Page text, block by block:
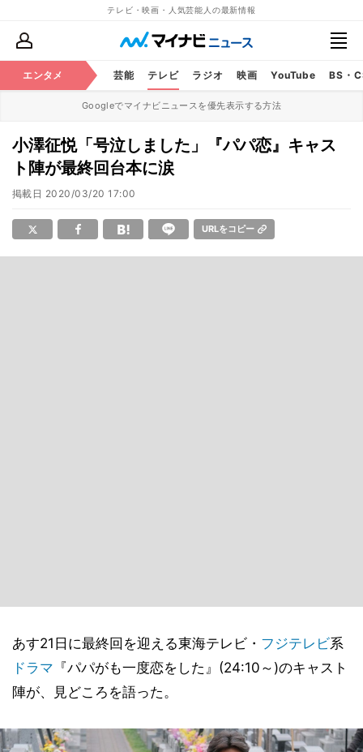
テレビ・映画・人気芸能人の最新情報
エンタメ 芸能 テレビ ラジオ 映画 YouTube BS・
Googleでマイナビニュースを優先表示する方法
小澤征悦「号泣しました」『パパ恋』キャス
ト陣が最終回台本に涙
掲載日 2020/03/20 17:00
URLをコピー
あす21日に最終回を迎える東海テレビ・ フジテレビ系
ドラマ 『パパがも一度恋をした』(24:10～)のキャスト
陣が、見どころを語った。